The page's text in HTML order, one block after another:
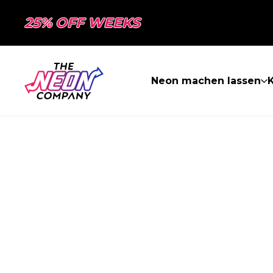
25% OFF WEEKS
Neon machen lassen